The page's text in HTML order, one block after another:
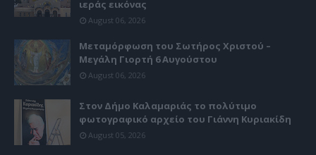
ιεράς εικόνας
August 06, 2026
Μεταμόρφωση του Σωτήρος Χριστού –
Μεγάλη Γιορτή 6 Αυγούστου
August 06, 2026
Στον Δήμο Καλαμαριάς το πολύτιμο
φωτογραφικό αρχείο του Γιάννη Κυριακίδη
August 05, 2026